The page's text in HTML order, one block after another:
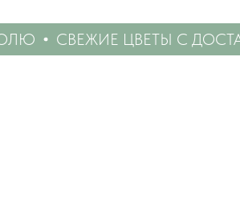
СВЕЖИЕ ЦВЕТЫ С